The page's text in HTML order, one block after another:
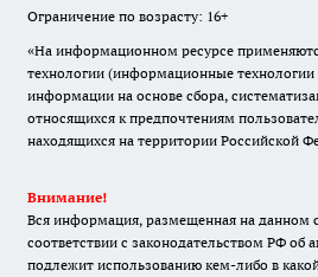
Ограничение по возрасту: 16+
«На информационном ресурсе
технологии (информационные технологии
информации на основе сбора,
относящихся к предпочтениям
находящихся на территории Российской
Внимание!
Вся информация, размещенная на данном
соответствии с законодательством РФ об
подлежит использованию кем-либо в